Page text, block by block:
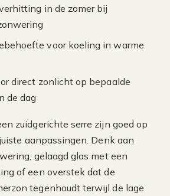
in de zomer bij
voor koeling in warme
direct zonlicht op bepaalde
de dag
zuidgerichte serre zijn goed op
aanpassingen. Denk aan
gelaagd glas met een
of een overstek dat de
tegenhoudt terwijl de lage